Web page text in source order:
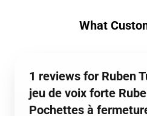
What
1 reviews for Ruben
jeu de voix forte
Pochettes à